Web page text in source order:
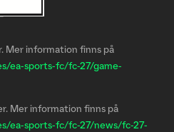
Mer information finns på
ea-sports-fc/fc-27/game-
Mer information finns på
ea-sports-fc/fc-27/news/fc-27-